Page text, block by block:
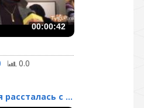
00:00:42
0.0
рассталась с ...